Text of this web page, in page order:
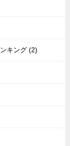
キング (2)